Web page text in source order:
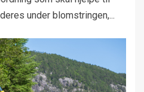
under blomstringen,...